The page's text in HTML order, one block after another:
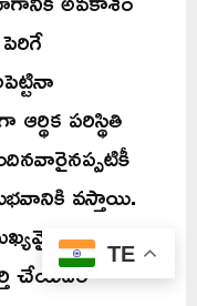
పరిస్థితి
వస్తాయి.
చేయడం
TE